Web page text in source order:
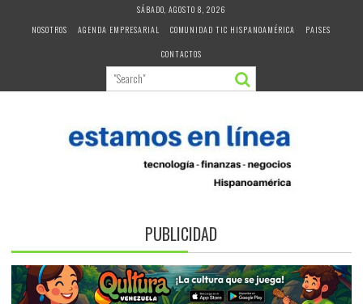
SÁBADO, AGOSTO 8, 2026
NOSOTROS
AGENDA EMPRESARIAL COMUNIDAD TIC HISPANOAMÉRICA
PAISES
CONTACTOS
PUBLICIDAD